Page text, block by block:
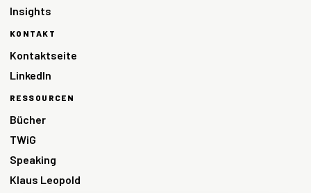
Insights
KONTAKT
Kontaktseite
LinkedIn
RESSOURCEN
Bücher
TWiG
Speaking
Klaus Leopold